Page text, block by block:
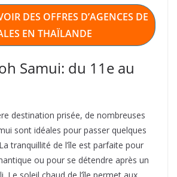
DES OFFRES D’AGENCES DE
EN THAÏLANDE
Samui: du 11e au
destination prisée, de nombreuses
sont idéales pour passer quelques
tranquillité de l’île est parfaite pour
ou pour se détendre après un